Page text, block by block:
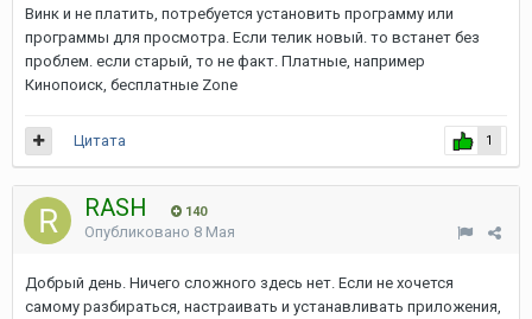
Винк и не платить, потребуется установить программу или
программы для просмотра. Если телик новый. то встанет без
проблем. если старый, то не факт. Платные, например
Кинопоиск, бесплатные Zone
1
Цитата
RASH 140
Опубликовано 8 Мая
Добрый день. Ничего сложного здесь нет. Если не хочется
самому разбираться, настраивать и устанавливать приложения,